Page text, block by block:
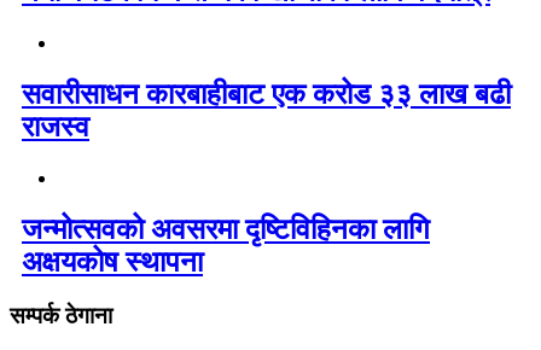
सवारीसाधन कारबाहीबाट एक करोड ३३ लाख बढी
राजस्व
जन्मोत्सवको अवसरमा दृष्टिविहिनका लागि
अक्षयकोष स्थापना
सम्पर्क ठेगाना